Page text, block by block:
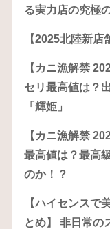
る実力店の究極
【2025北陸新店
【カニ漁解禁
セリ最高値は？
「輝姫」
【カニ漁解禁
最高値は？最高
のか！？
【ハイセンスで
とめ】 非日常の